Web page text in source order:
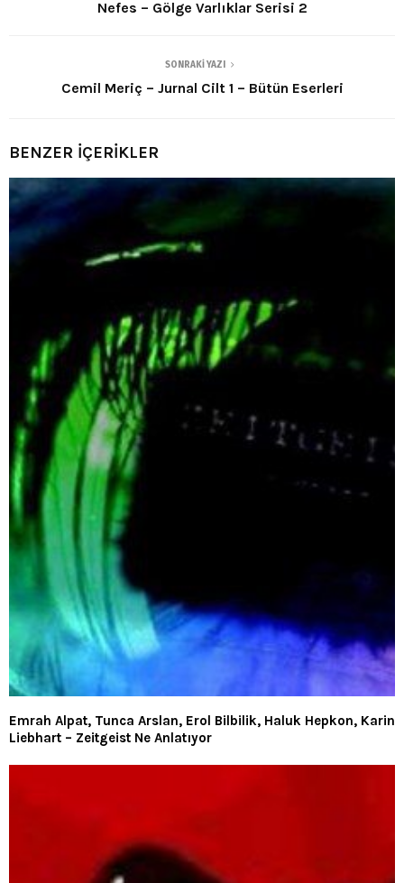
Nefes – Gölge Varlıklar Serisi 2
SONRAKI YAZI
Cemil Meriç – Jurnal Cilt 1 – Bütün Eserleri
BENZER İÇERİKLER
Emrah Alpat, Tunca Arslan, Erol Bilbilik, Haluk Hepkon, Karin
Liebhart – Zeitgeist Ne Anlatıyor